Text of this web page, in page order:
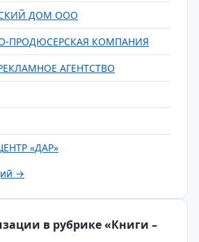
ДОМ ООО
ПРОДЮСЕРСКАЯ КОМПАНИЯ
АГЕНТСТВО
«ДАР»
→
в рубрике «Книги –